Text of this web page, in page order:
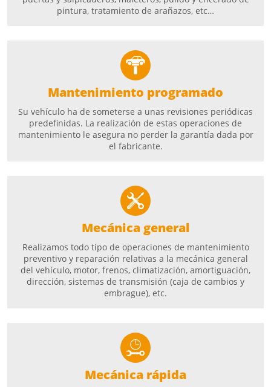
pintura, tratamiento de arañazos, etc…
Mantenimiento programado
Su vehículo ha de someterse a unas revisiones periódicas
predefinidas. La realización de estas operaciones de
mantenimiento le asegura no perder la garantía dada por
el fabricante.
Mecánica general
Realizamos todo tipo de operaciones de mantenimiento
preventivo y reparación relativas a la mecánica general
del vehículo, motor, frenos, climatización, amortiguación,
dirección, sistemas de transmisión (caja de cambios y
embrague), etc.
Mecánica rápida